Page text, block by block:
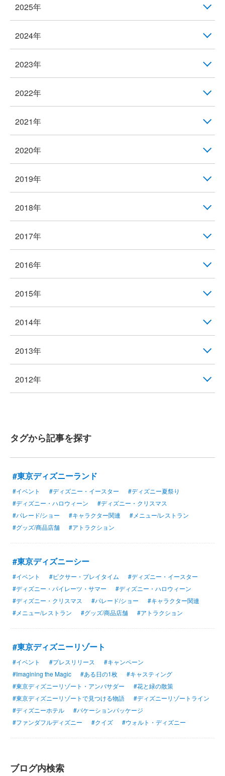
2025年
2024年
2023年
2022年
2021年
2020年
2019年
2018年
2017年
2016年
2015年
2014年
2013年
2012年
タグから記事を探す
#東京ディズニーランド
#イベント #ディズニー・イースター
#ディズニー夏祭り
#ディズニー・ハロウィーン
#ディズニー・クリスマス
#パレード/ショー
#キャラクター関連
#メニュー/レストラン
#グッズ/商品店舗
#アトラクション
#東京ディズニーシー
#イベント #ピクサー・プレイタイム
#ディズニー・イースター
#ディズニー・パイレーツ・サマー
#ディズニー・ハロウィーン
#ディズニー・クリスマス
#パレード/ショー
#キャラクター関連
#メニュー/レストラン
#グッズ/商品店舗 #アトラクション
#東京ディズニーリゾート
#イベント #プレスリリース
#キャンペーン
#Imagining the Magic
#ある日の1枚
#キャスティング
#東京ディズニーリゾート・アンバサダー
#花と緑の散策
#東京ディズニーリゾートで見つける物語
#ディズニーリゾートライン
#ディズニーホテル
#バケーションパッケージ
#ファンダフルディズニー
#クイズ #ウォルト・ディズニー
ブログ内検索